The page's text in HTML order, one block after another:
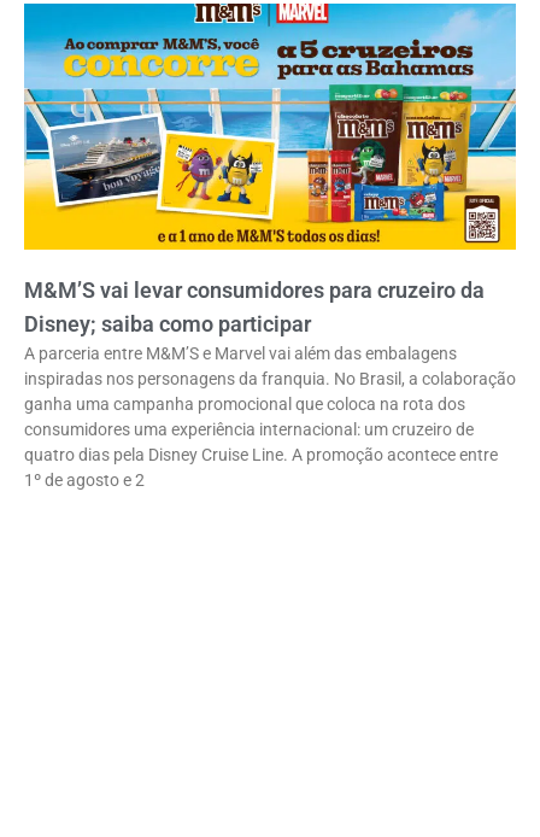
M&M’S vai levar consumidores para cruzeiro da
Disney; saiba como participar
A parceria entre M&M’S e Marvel vai além das embalagens
inspiradas nos personagens da franquia. No Brasil, a colaboração
ganha uma campanha promocional que coloca na rota dos
consumidores uma experiência internacional: um cruzeiro de
quatro dias pela Disney Cruise Line. A promoção acontece entre
1º de agosto e 2